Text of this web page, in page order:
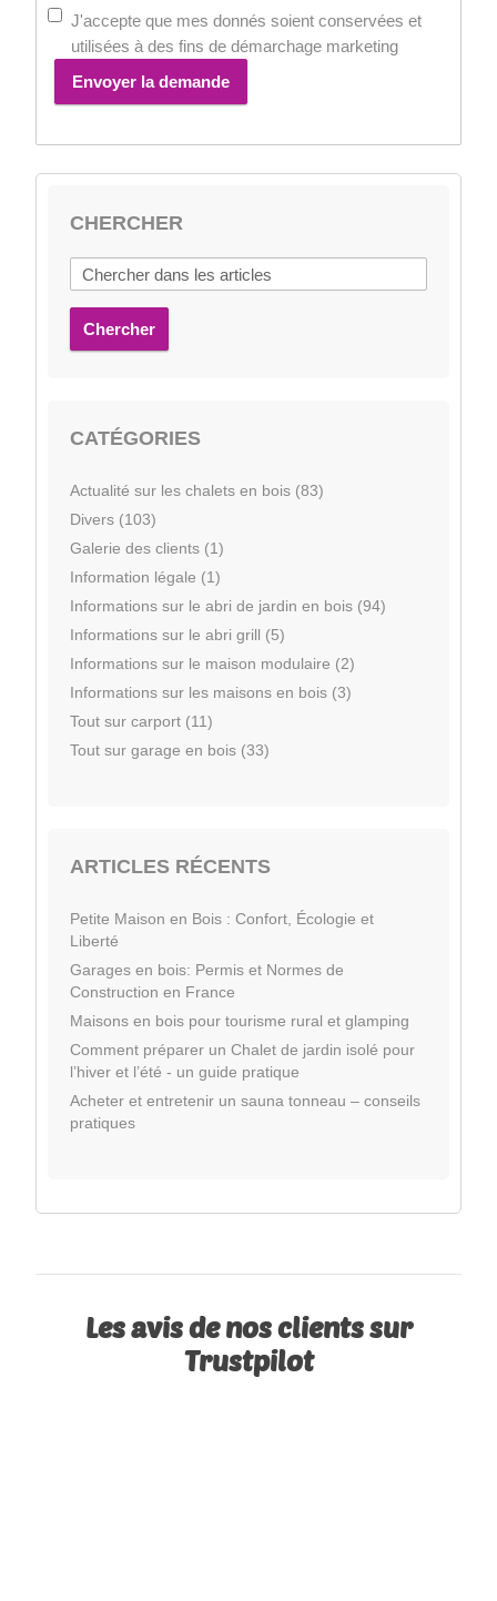
J'accepte que mes donnés soient conservées et
utilisées à des fins de démarchage marketing
Envoyer la demande
CHERCHER
Chercher
CATÉGORIES
Actualité sur les chalets en bois (83)
Divers (103)
Galerie des clients (1)
Information légale (1)
Informations sur le abri de jardin en bois (94)
Informations sur le abri grill (5)
Informations sur le maison modulaire (2)
Informations sur les maisons en bois (3)
Tout sur carport (11)
Tout sur garage en bois (33)
ARTICLES RÉCENTS
Petite Maison en Bois : Confort, Écologie et
Liberté
Garages en bois: Permis et Normes de
Construction en France
Maisons en bois pour tourisme rural et glamping
Comment préparer un Chalet de jardin isolé pour
l’hiver et l’été - un guide pratique
Acheter et entretenir un sauna tonneau – conseils
pratiques
Les avis de nos clients sur
Trustpilot